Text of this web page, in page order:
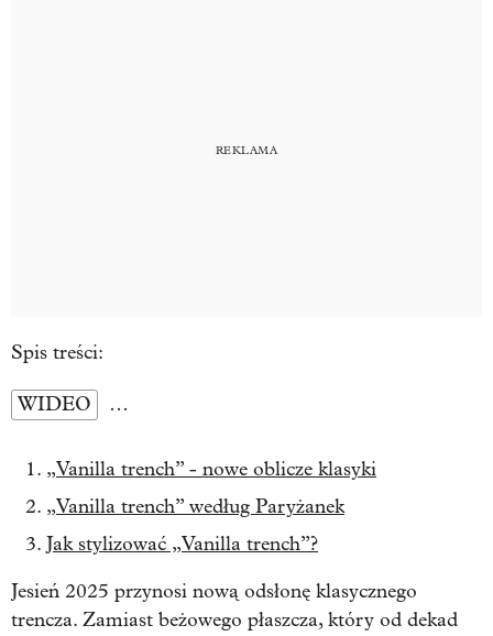
Spis treści:
WIDEO …
„Vanilla trench” - nowe oblicze klasyki
„Vanilla trench” według Paryżanek
Jak stylizować „Vanilla trench”?
Jesień 2025 przynosi nową odsłonę klasycznego
trencza. Zamiast beżowego płaszcza, który od dekad